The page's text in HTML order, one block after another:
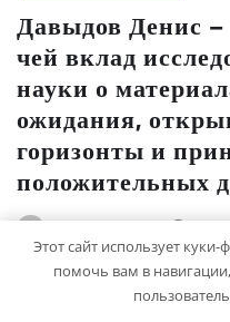
Давыдов Денис
чей вклад
науки о
ожидания,
горизонты и
положительных
studiohallo_
Этот сайт использует
помочь вам в